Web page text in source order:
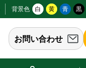
背景色 白 黄 青 黒
お問い合わせ